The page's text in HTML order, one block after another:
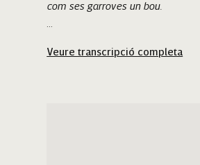
com ses garroves un bou.
i ola, ola, ole,
Veure transcripció completa